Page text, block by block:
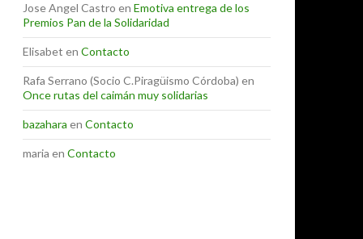
Jose Angel Castro en Emotiva entrega de los
Premios Pan de la Solidaridad
Elisabet en Contacto
Rafa Serrano (Socio C.Piragüismo Córdoba) en
Once rutas del caimán muy solidarias
bazahara en Contacto
maria en Contacto